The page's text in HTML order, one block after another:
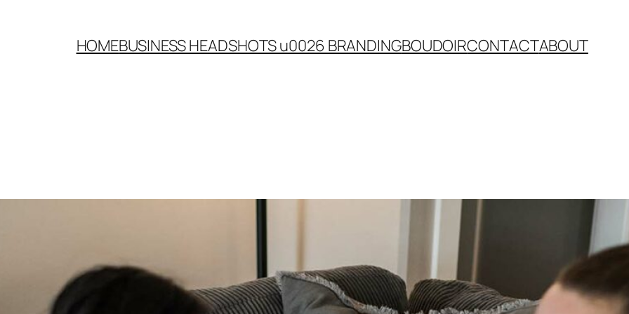
HOMEBUSINESS HEADSHOTS u0026 BRANDINGBOUDOIRCONTACTABOUT